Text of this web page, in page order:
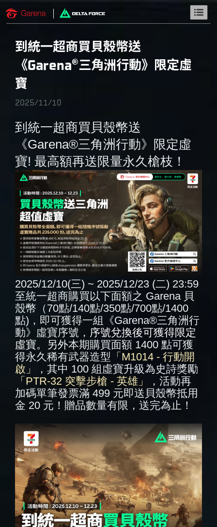
到統一超商買貝殼幣送
《Garena®三角洲行動》限定虛
寶
2025/11/10
到統一超商買貝殼幣送
《Garena®三角洲行動》限定虛
寶! 最高額再送限量永久槍枝！
2025/12/10(三) ~ 2025/12/23 (二) 23:59
至統一超商購買以下面額之 Garena 貝
殼幣（70點/140點/350點/700點/1400
點)，即可獲得一組《Garena®三角洲行
動》虛寶序號， 序號兌換後可獲得限定
虛寶。另外本期購買面額 1400 點可獲
得永久稀有武器造型 「M1014 - 行動開
啟」
，其中 100 組虛寶升級為史詩獎勵
「PTR-32 突擊步槍 - 英雄」
，活動再
加碼單筆發票滿 499 元即送貝殼幣抵用
金 20 元！贈品數量有限，送完為止！